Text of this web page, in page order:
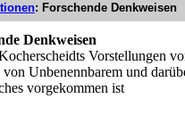
: Forschende Denkweisen
Denkweisen
Vorstellungen
Unbenennbarem und
vorgekommen ist